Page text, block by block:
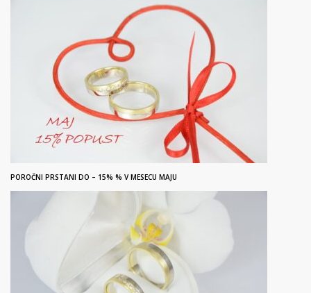
POROČNI PRSTANI DO – 15% % V MESECU MAJU